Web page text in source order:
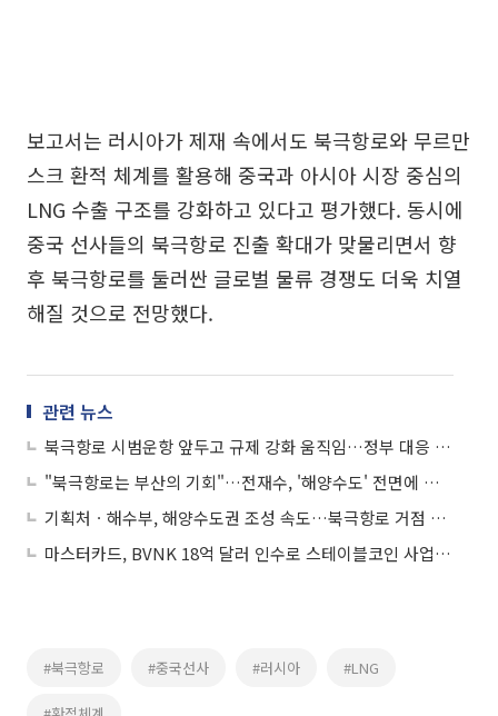
보고서는 러시아가 제재 속에서도 북극항로와 무르만
스크 환적 체계를 활용해 중국과 아시아 시장 중심의
LNG 수출 구조를 강화하고 있다고 평가했다. 동시에
중국 선사들의 북극항로 진출 확대가 맞물리면서 향
후 북극항로를 둘러싼 글로벌 물류 경쟁도 더욱 치열
해질 것으로 전망했다.
관련 뉴스
북극항로 시범운항 앞두고 규제 강화 움직임…정부 대응 전략 '시급'
"북극항로는 부산의 기회"…전재수, '해양수도' 전면에 걸고 정책 승부수
기획처ㆍ해수부, 해양수도권 조성 속도…북극항로 거점 전략 본격화
마스터카드, BVNK 18억 달러 인수로 스테이블코인 사업 본격 확장
#북극항로 #중국선사 #러시아 #LNG